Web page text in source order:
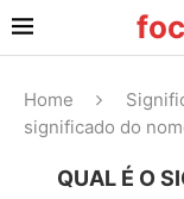
Home
significado do
QUAL É O